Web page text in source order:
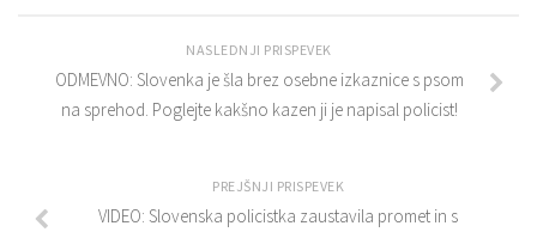
NASLEDNJI PRISPEVEK
ODMEVNO: Slovenka je šla brez osebne izkaznice s psom
na sprehod. Poglejte kakšno kazen ji je napisal policist!
PREJŠNJI PRISPEVEK
VIDEO: Slovenska policistka zaustavila promet in s